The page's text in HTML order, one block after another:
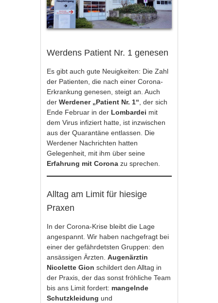
Werdens Patient Nr. 1 genesen
Es gibt auch gute Neuigkeiten: Die Zahl
der Patienten, die nach einer Corona-
Erkrankung genesen, steigt an. Auch
derWerdener „Patient Nr. 1“ , der sich
Ende Februar in der Lombardei mit
dem Virus infiziert hatte, ist inzwischen
aus der Quarantäne entlassen. Die
Werdener Nachrichten hatten
Gelegenheit, mit ihm über seine
Erfahrung mit Corona zu sprechen.
Alltag am Limit für hiesige
Praxen
In der Corona-Krise bleibt die Lage
angespannt. Wir haben nachgefragt bei
einer der gefährdetsten Gruppen: den
ansässigen Ärzten.Augenärztin
Nicolette Gion schildert den Alltag in
der Praxis, der das sonst fröhliche Team
bis ans Limit fordert: mangelnde
Schutzkleidung und